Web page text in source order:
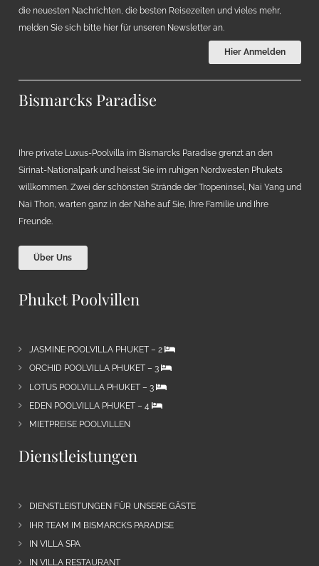
die neuesten Nachrichten, die besten Reisezeiten und vieles mehr,
melden Sie sich bitte hier für unseren Newsletter an.
Hier Anmelden
Bismarcks Paradise
Ihre private Luxus-Poolvilla im Bismarcks Paradise grenzt an den
Sirinat-Nationalpark und heisst Sie im ruhigen Nordwesten Phukets
willkommen. Zwei der schönsten Strände der Tropeninsel, Nai Yang und
Nai Thon, warten ganz in der Nähe auf Sie, Ihre Familie und Ihre
Freunde.
Über Uns
Phuket Poolvillen
JASMINE POOLVILLA PHUKET – 2
ORCHID POOLVILLA PHUKET – 3
LOTUS POOLVILLA PHUKET – 3
EDEN POOLVILLA PHUKET – 4
MIETPREISE POOLVILLEN
Dienstleistungen
DIENSTLEISTUNGEN FÜR UNSERE GÄSTE
IHR TEAM IM BISMARCKS PARADISE
IN VILLA SPA
IN VILLA RESTAURANT